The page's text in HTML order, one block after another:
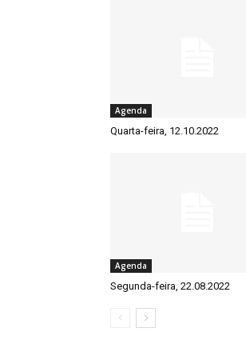
Agenda
Quarta-feira, 12.10.2022
Agenda
Segunda-feira, 22.08.2022